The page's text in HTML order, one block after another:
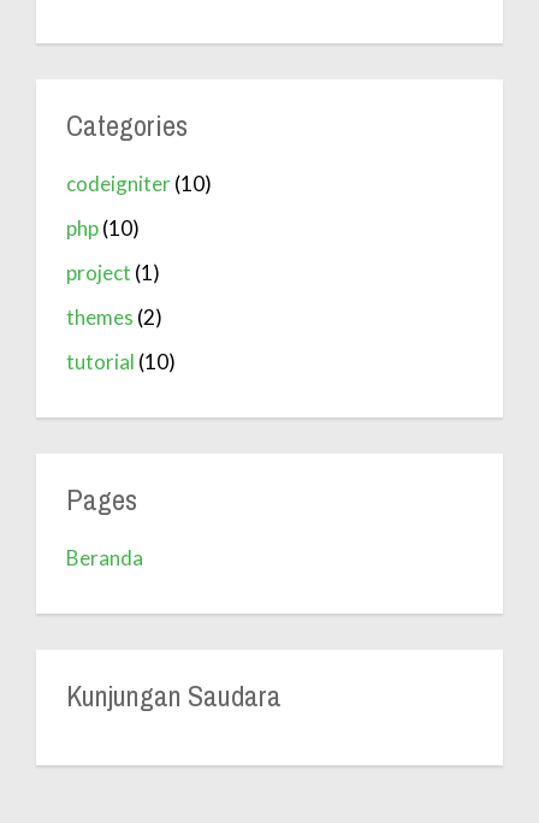
Categories
codeigniter(10)
php(10)
project (1)
themes (2)
tutorial (10)
Pages
Beranda
Kunjungan Saudara